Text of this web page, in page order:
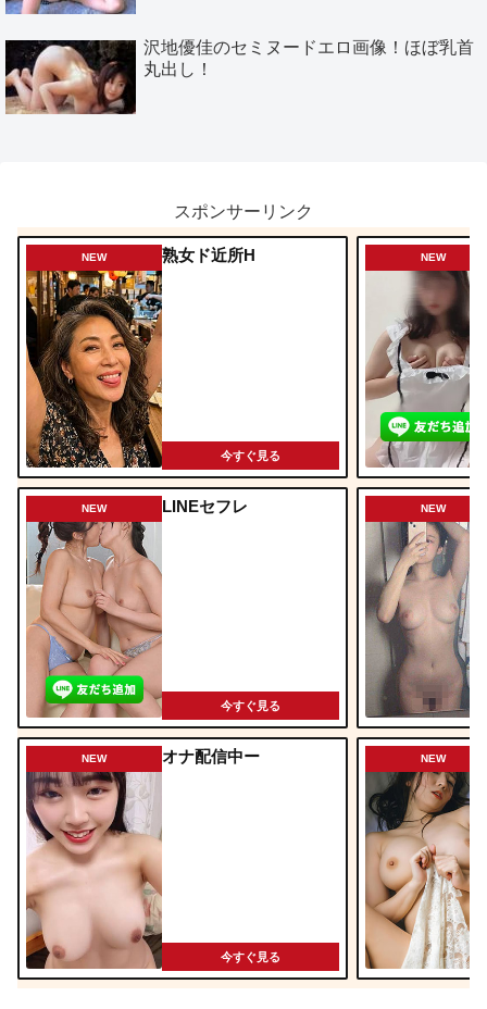
沢地優佳のセミヌードエロ画像！ほぼ乳首
丸出し！
スポンサーリンク
NEW 熟女ド近所H
今すぐ見る
NEW LINEセフレ
今すぐ見る
NEW オナ配信中ー
今すぐ見る
NEW
NEW
NEW